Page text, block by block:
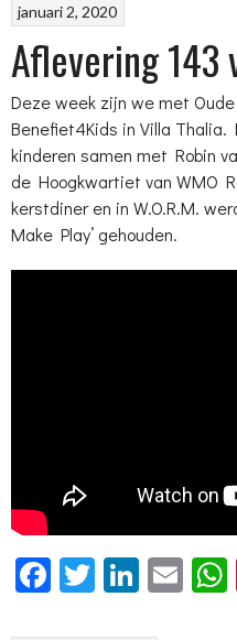
januari 2, 2020
Aflevering 143
Deze week zijn we met
Benefiet4Kids in Villa
kinderen samen met Robin
de Hoogkwartiet van WMO
kerstdiner en in W.O.R.M.
Make Play’ gehouden.
Facebook
Twitter